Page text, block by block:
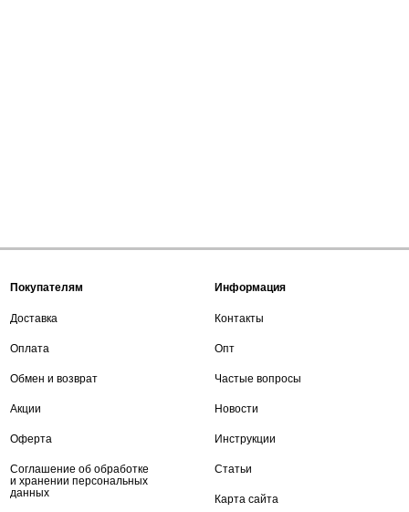
Покупателям
Доставка
Оплата
Обмен и возврат
Акции
Оферта
Соглашение об обработке
и хранении персональных
данных
Информация
Контакты
Опт
Частые вопросы
Новости
Инструкции
Статьи
Карта сайта